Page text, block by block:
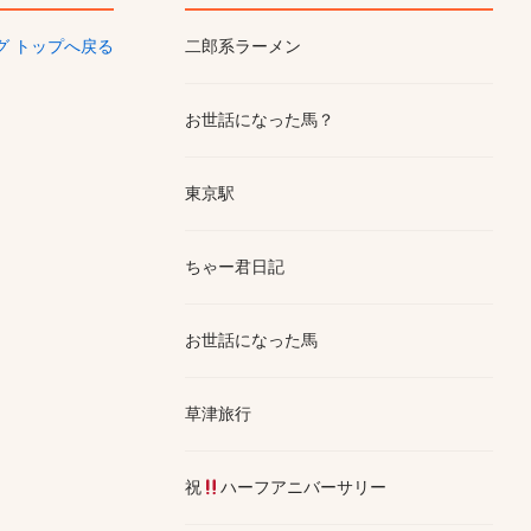
トップへ戻る
二郎系ラーメン
お世話になった馬？
東京駅
ちゃー君日記
お世話になった馬
草津旅行
祝 ハーフアニバーサリー